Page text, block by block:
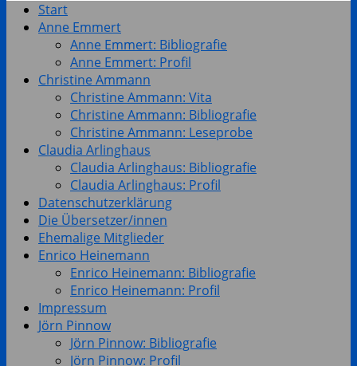
Start
Anne Emmert
Anne Emmert: Bibliografie
Anne Emmert: Profil
Christine Ammann
Christine Ammann: Vita
Christine Ammann: Bibliografie
Christine Ammann: Leseprobe
Claudia Arlinghaus
Claudia Arlinghaus: Bibliografie
Claudia Arlinghaus: Profil
Datenschutzerklärung
Die Übersetzer/innen
Ehemalige Mitglieder
Enrico Heinemann
Enrico Heinemann: Bibliografie
Enrico Heinemann: Profil
Impressum
Jörn Pinnow
Jörn Pinnow: Bibliografie
Jörn Pinnow: Profil